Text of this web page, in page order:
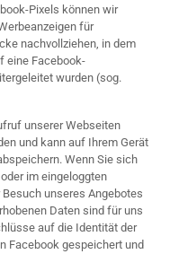
Pixels können wir
für
nachvollziehen, in dem
eine Facebook-
wurden (sog.
unserer Webseiten
und kann auf Ihrem Gerät
Wenn Sie sich
im eingeloggten
unseres Angebotes
Daten sind für uns
auf die Identität der
Facebook gespeichert und